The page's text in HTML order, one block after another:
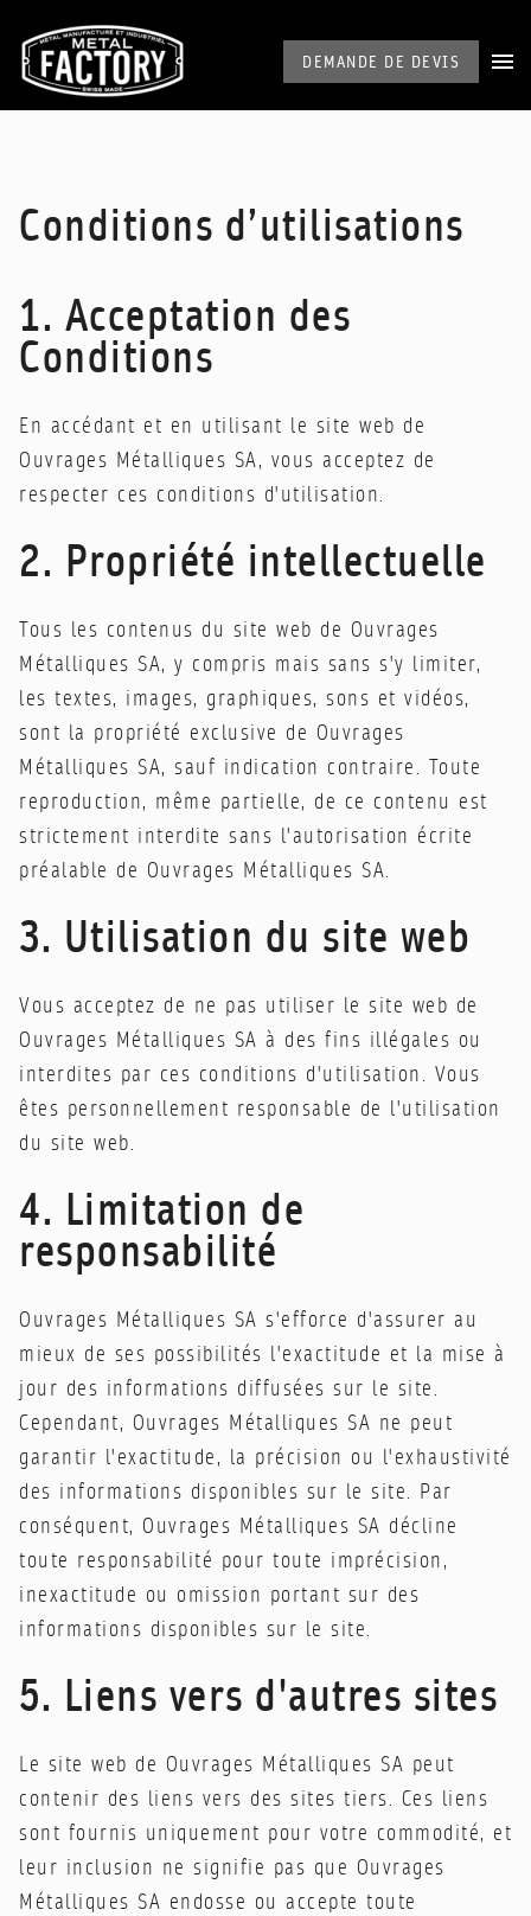
DEMANDE DE DEVIS
Conditions d’utilisations
1. Acceptation des
Conditions
En accédant et en utilisant le site web de
Ouvrages Métalliques SA, vous acceptez de
respecter ces conditions d'utilisation.
2. Propriété intellectuelle
Tous les contenus du site web de Ouvrages
Métalliques SA, y compris mais sans s'y limiter,
les textes, images, graphiques, sons et vidéos,
sont la propriété exclusive de Ouvrages
Métalliques SA, sauf indication contraire. Toute
reproduction, même partielle, de ce contenu est
strictement interdite sans l'autorisation écrite
préalable de Ouvrages Métalliques SA.
3. Utilisation du site web
Vous acceptez de ne pas utiliser le site web de
Ouvrages Métalliques SA à des fins illégales ou
interdites par ces conditions d'utilisation. Vous
êtes personnellement responsable de l'utilisation
du site web.
4. Limitation de
responsabilité
Ouvrages Métalliques SA s'efforce d'assurer au
mieux de ses possibilités l'exactitude et la mise à
jour des informations diffusées sur le site.
Cependant, Ouvrages Métalliques SA ne peut
garantir l'exactitude, la précision ou l'exhaustivité
des informations disponibles sur le site. Par
conséquent, Ouvrages Métalliques SA décline
toute responsabilité pour toute imprécision,
inexactitude ou omission portant sur des
informations disponibles sur le site.
5. Liens vers d'autres sites
Le site web de Ouvrages Métalliques SA peut
contenir des liens vers des sites tiers. Ces liens
sont fournis uniquement pour votre commodité, et
leur inclusion ne signifie pas que Ouvrages
Métalliques SA endosse ou accepte toute